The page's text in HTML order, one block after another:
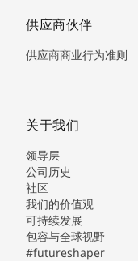
供应商伙伴
供应商商业行为准则
关于我们
领导层
公司历史
社区
我们的价值观
可持续发展
包容与全球视野
#futureshaper